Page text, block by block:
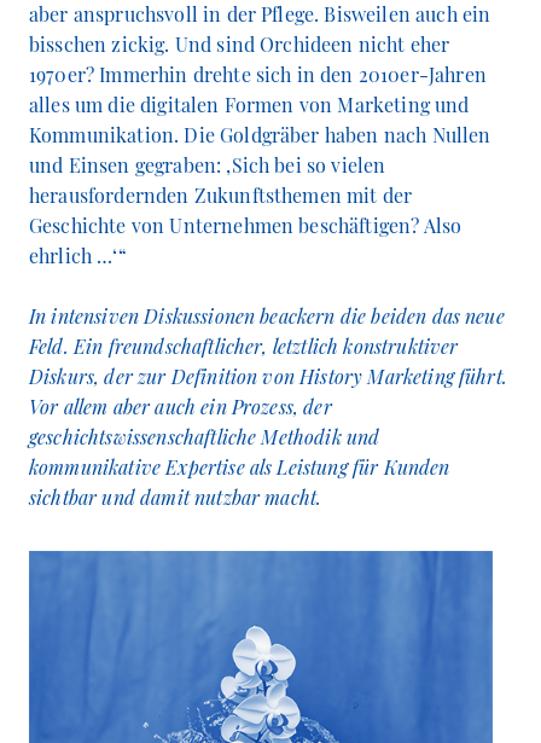
aber anspruchsvoll in der Pflege. Bisweilen auch ein
bisschen zickig. Und sind Orchideen nicht eher
1970er? Immerhin drehte sich in den 2010er-Jahren
alles um die digitalen Formen von Marketing und
Kommunikation. Die Goldgräber haben nach Nullen
und Einsen gegraben: ‚Sich bei so vielen
herausfordernden Zukunftsthemen mit der
Geschichte von Unternehmen beschäftigen? Also
ehrlich …‘“
In intensiven Diskussionen beackern die beiden das neue
Feld. Ein freundschaftlicher, letztlich konstruktiver
Diskurs, der zur Definition von History Marketing führt.
Vor allem aber auch ein Prozess, der
geschichtswissenschaftliche Methodik und
kommunikative Expertise als Leistung für Kunden
sichtbar und damit nutzbar macht.